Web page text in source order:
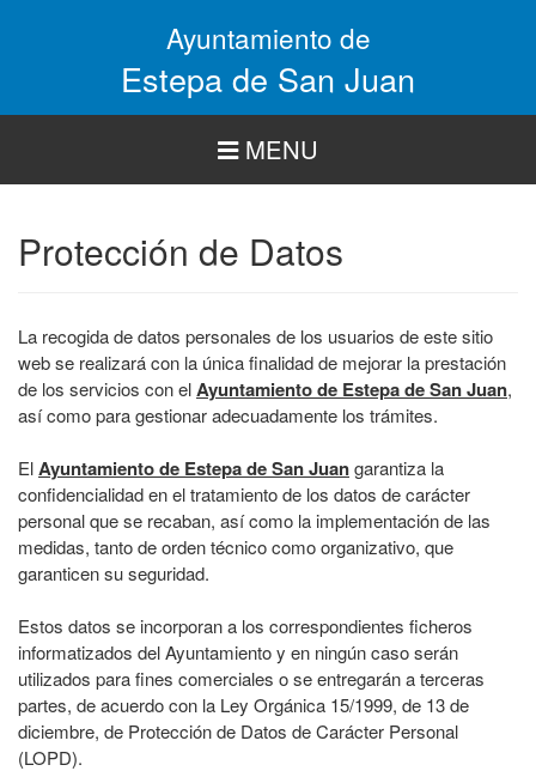
Ayuntamiento de
Estepa de San Juan
MENU
Protección de Datos
La recogida de datos personales de los usuarios de este sitio
web se realizará con la única finalidad de mejorar la prestación
de los servicios con elAyuntamiento de Estepa de San Juan,
así como para gestionar adecuadamente los trámites.
ElAyuntamiento de Estepa de San Juangarantiza la
confidencialidad en el tratamiento de los datos de carácter
personal que se recaban, así como la implementación de las
medidas, tanto de orden técnico como organizativo, que
garanticen su seguridad.
Estos datos se incorporan a los correspondientes ficheros
informatizados del Ayuntamiento y en ningún caso serán
utilizados para fines comerciales o se entregarán a terceras
partes, de acuerdo con la Ley Orgánica 15/1999, de 13 de
diciembre, de Protección de Datos de Carácter Personal
(LOPD).